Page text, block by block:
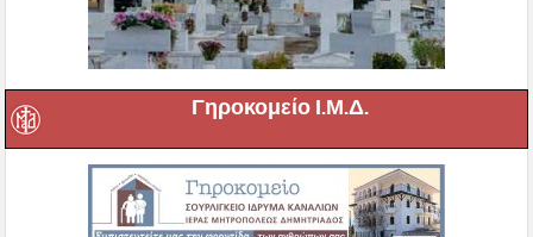
Γηροκομείο Ι.Μ.Δ.